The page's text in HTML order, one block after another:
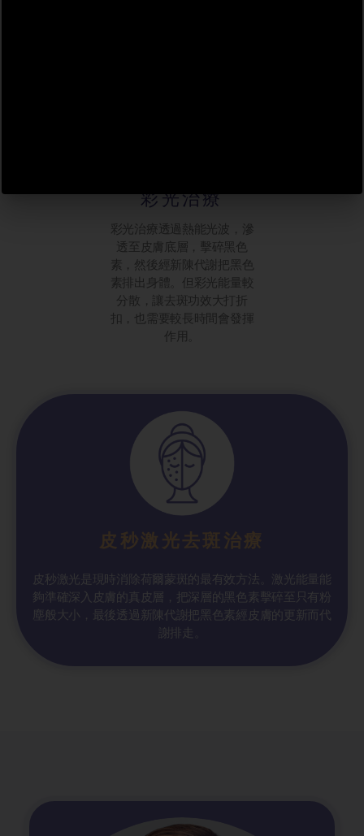
彩光治療
彩光治療透過熱能光波，滲
透至皮膚底層，擊碎黑色
素，然後經新陳代謝把黑色
素排出身體。但彩光能量較
分散，讓去斑功效大打折
扣，也需要較長時間會發揮
作用。
皮秒激光去斑治療
皮秒激光是現時消除荷爾蒙斑的最有效方法。激光能量能
夠準確深入皮膚的真皮層，把深層的黑色素擊碎至只有粉
塵般大小，最後透過新陳代謝把黑色素經皮膚的更新而代
謝排走。